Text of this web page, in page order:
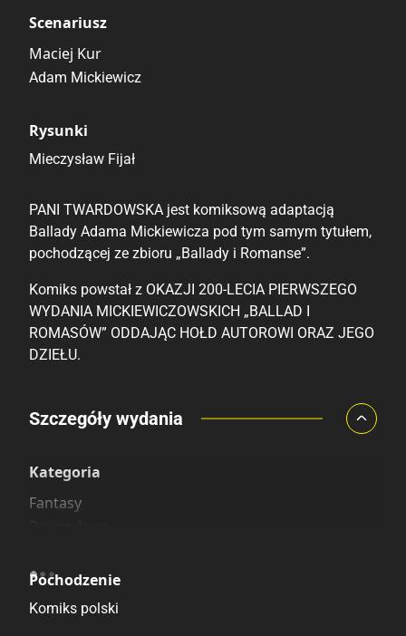
Scenariusz
Maciej Kur
Adam Mickiewicz
Rysunki
Mieczysław Fijał
PANI TWARDOWSKA jest komiksową adaptacją
Ballady Adama Mickiewicza pod tym samym tytułem,
pochodzącej ze zbioru „Ballady i Romanse”.
Komiks powstał z OKAZJI 200-LECIA PIERWSZEGO
WYDANIA MICKIEWICZOWSKICH „BALLAD I
ROMASÓW” ODDAJĄC HOŁD AUTOROWI ORAZ JEGO
DZIEŁU.
Porównaj ceny
Szczegóły wydania
Kategoria
Fantasy
Pochodzenie
Komiks polski